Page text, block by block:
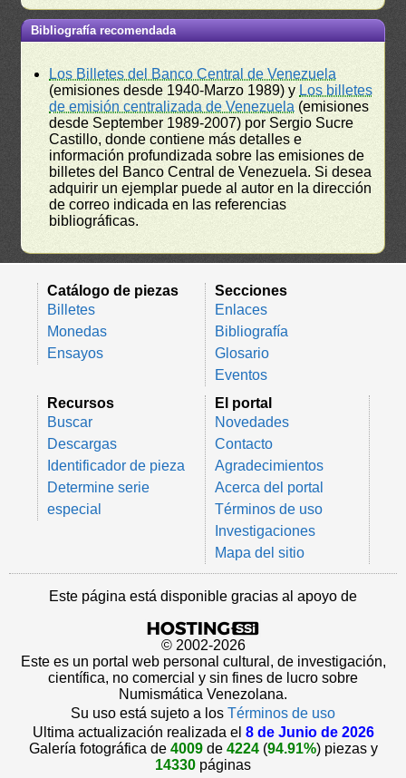
Bibliografía recomendada
Los Billetes del Banco Central de Venezuela
(emisiones desde 1940-Marzo 1989) y Los billetes
de emisión centralizada de Venezuela (emisiones
desde September 1989-2007) por Sergio Sucre
Castillo, donde contiene más detalles e
información profundizada sobre las emisiones de
billetes del Banco Central de Venezuela. Si desea
adquirir un ejemplar puede al autor en la dirección
de correo indicada en las referencias
bibliográficas.
Catálogo de piezas
Billetes
Monedas
Ensayos
Secciones
Enlaces
Bibliografía
Glosario
Eventos
Recursos
Buscar
Descargas
Identificador de pieza
Determine serie
especial
El portal
Novedades
Contacto
Agradecimientos
Acerca del portal
Términos de uso
Investigaciones
Mapa del sitio
Este página está disponible gracias al apoyo de
© 2002-2026
Este es un portal web personal cultural, de investigación,
científica, no comercial y sin fines de lucro sobre
Numismática Venezolana.
Su uso está sujeto a los Términos de uso
Ultima actualización realizada el 8 de Junio de 2026
Galería fotográfica de 4009de 4224(94.91%) piezas y
14330 páginas